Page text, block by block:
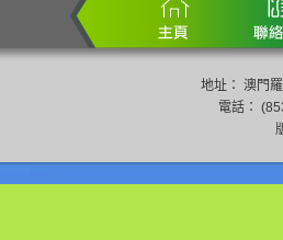
地址： 澳門
電話：